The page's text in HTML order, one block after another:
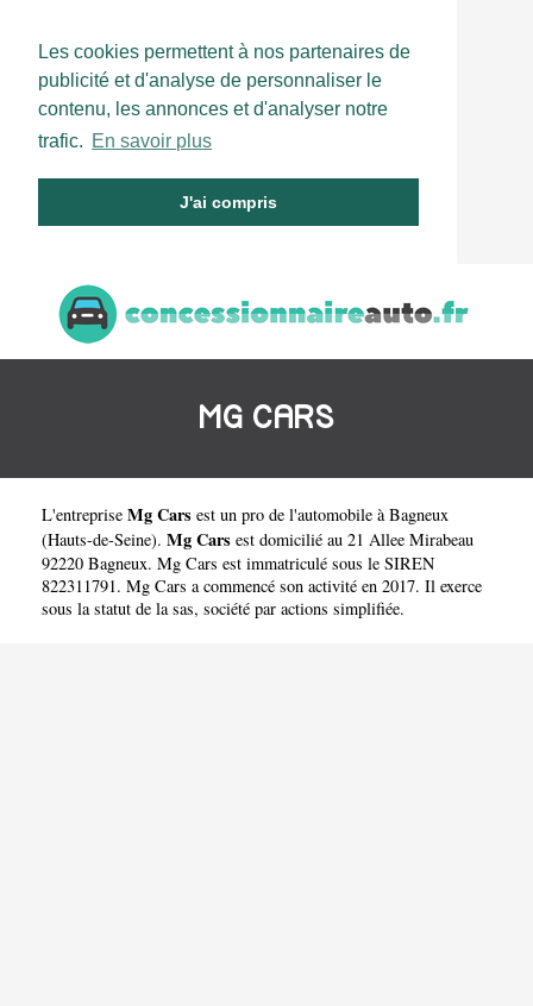
Les cookies permettent à nos partenaires de
publicité et d'analyse de personnaliser le
contenu, les annonces et d'analyser notre
trafic. En savoir plus
J'ai compris
MG CARS
L'entreprise Mg Cars est un pro de l'automobile à Bagneux
(Hauts-de-Seine). Mg Cars est domicilié au 21 Allee Mirabeau
92220 Bagneux. Mg Cars est immatriculé sous le SIREN
822311791. Mg Cars a commencé son activité en 2017. Il exerce
sous la statut de la sas, société par actions simplifiée.